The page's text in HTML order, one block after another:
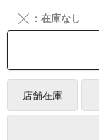
╳ ：在庫なし
店舗在庫